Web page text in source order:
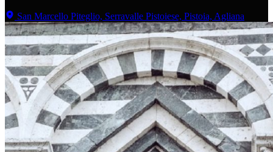
San Marcello Piteglio, Serravalle Pistoiese, Pistoia, Agliana